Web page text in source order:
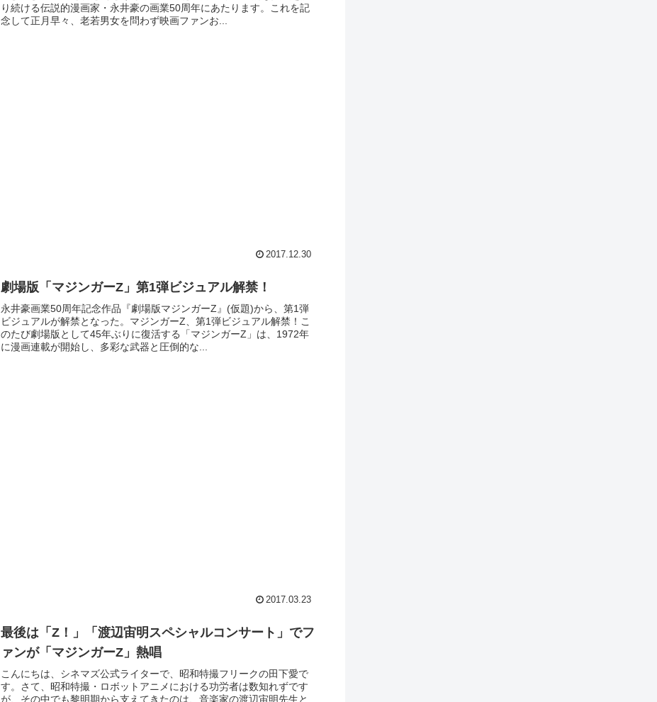
り続ける伝説的漫画家・永井豪の画業50周年にあたります。これを記
念して正月早々、老若男女を問わず映画ファンお...
2017.12.30
劇場版「マジンガーZ」第1弾ビジュアル解禁！
永井豪画業50周年記念作品『劇場版マジンガーZ』(仮題)から、第1弾
ビジュアルが解禁となった。マジンガーZ、第1弾ビジュアル解禁！こ
のたび劇場版として45年ぶりに復活する「マジンガーZ」は、1972年
に漫画連載が開始し、多彩な武器と圧倒的な...
2017.03.23
最後は「Z！」「渡辺宙明スペシャルコンサート」でフ
ァンが「マジンガーZ」熱唱
こんにちは、シネマズ公式ライターで、昭和特撮フリークの田下愛で
す。さて、昭和特撮・ロボットアニメにおける功労者は数知れずです
が、その中でも黎明期から支えてきたのは、音楽家の渡辺宙明先生と